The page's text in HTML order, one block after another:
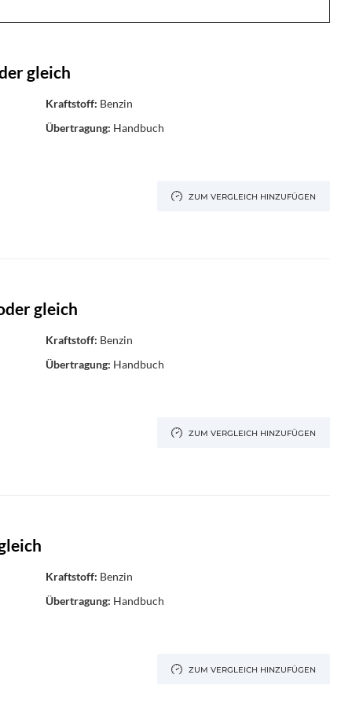
gleich
Kraftstoff: Benzin
Übertragung: Handbuch
ZUM VERGLEICH HINZUFÜGEN
gleich
Kraftstoff: Benzin
Übertragung: Handbuch
ZUM VERGLEICH HINZUFÜGEN
Kraftstoff: Benzin
Übertragung: Handbuch
ZUM VERGLEICH HINZUFÜGEN